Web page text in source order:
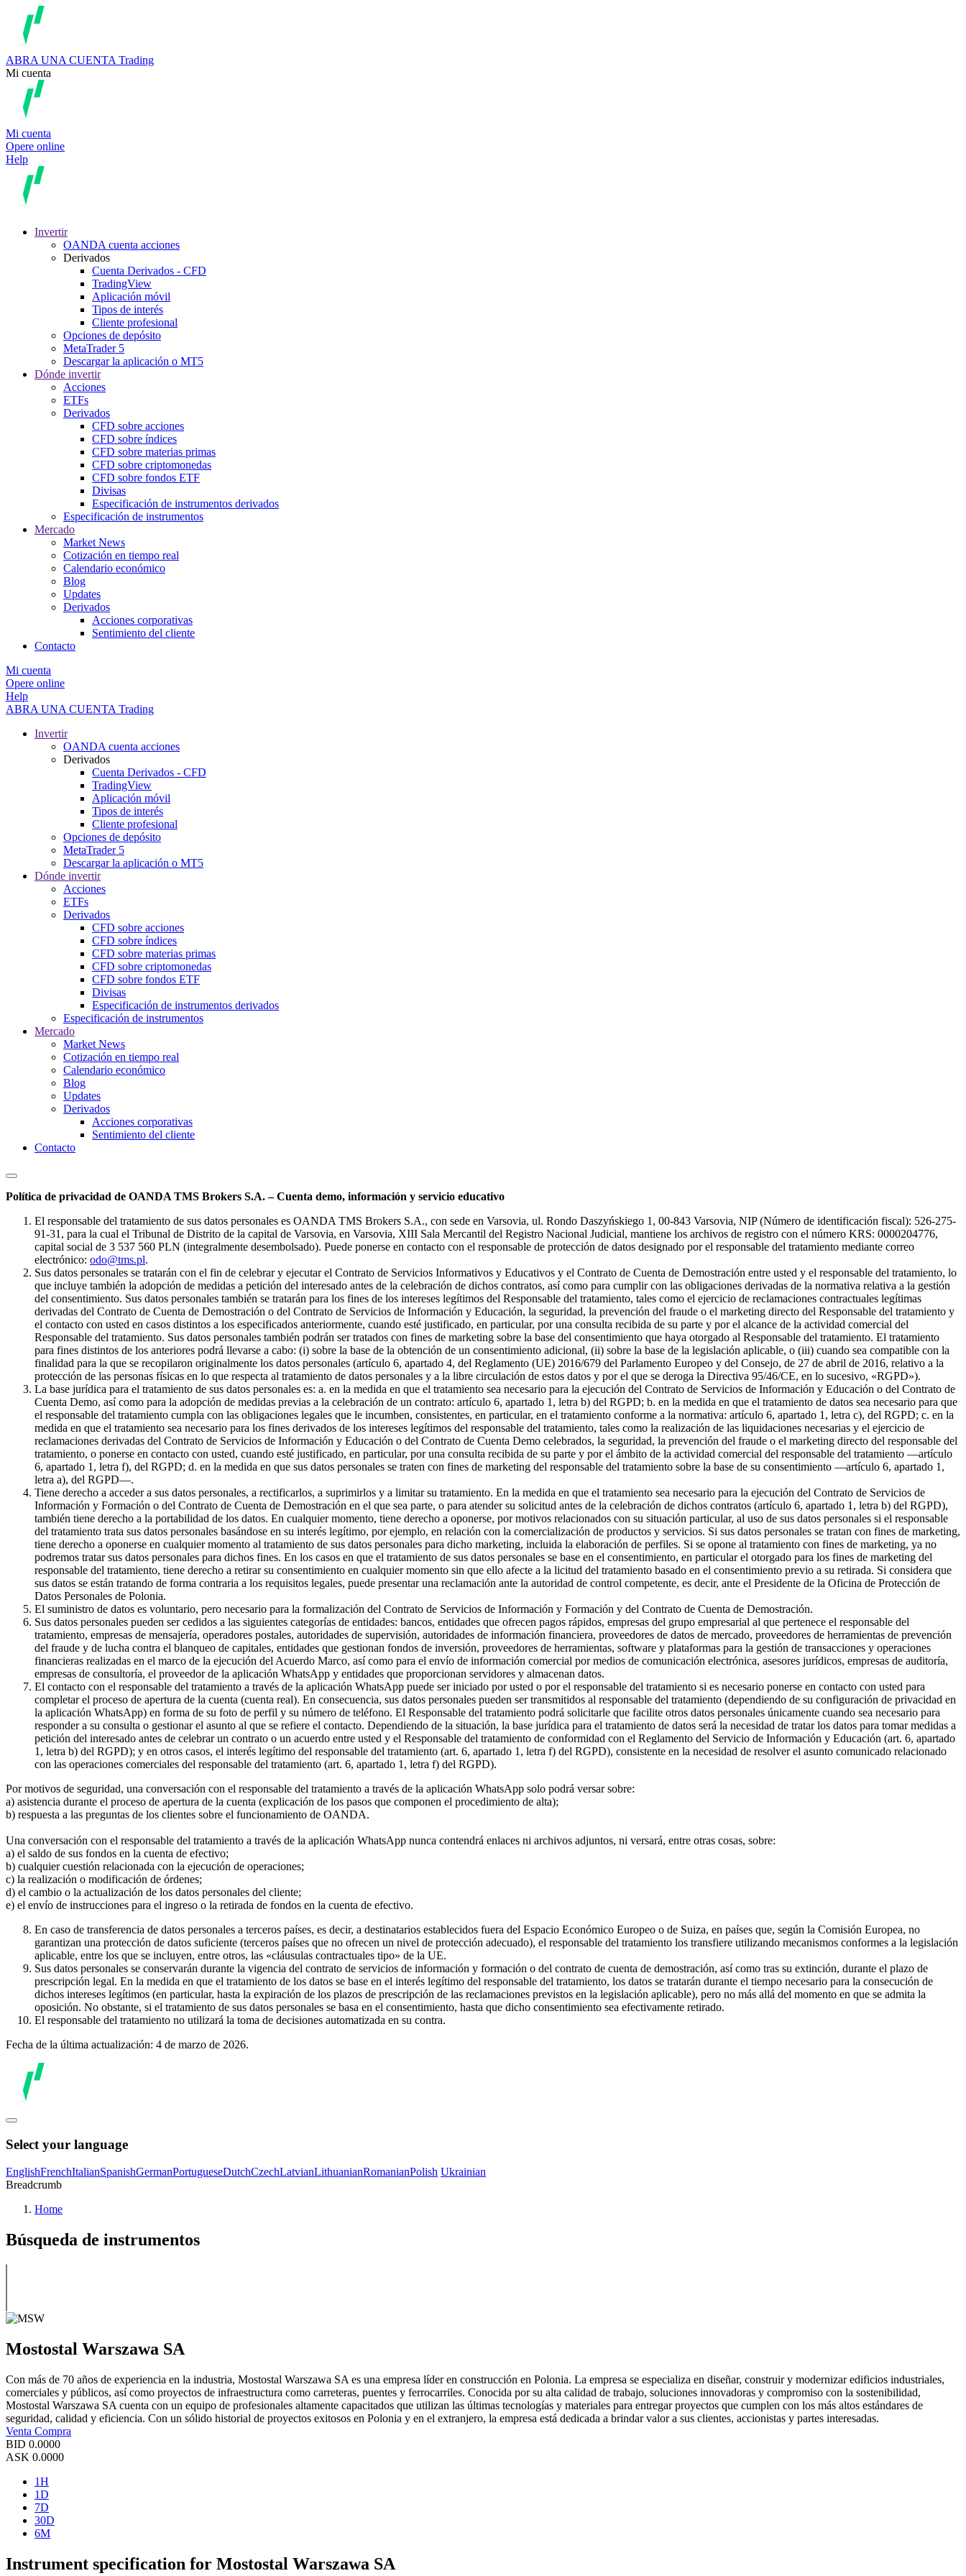
ABRA UNA CUENTA Trading
Mi cuenta
Mi cuenta
Opere online
Help
Invertir
OANDA cuenta acciones
Derivados
Cuenta Derivados - CFD
TradingView
Aplicación móvil
Tipos de interés
Cliente profesional
Opciones de depósito
MetaTrader 5
Descargar la aplicación o MT5
Dónde invertir
Acciones
ETFs
Derivados
CFD sobre acciones
CFD sobre índices
CFD sobre materias primas
CFD sobre criptomonedas
CFD sobre fondos ETF
Divisas
Especificación de instrumentos derivados
Especificación de instrumentos
Mercado
Market News
Cotización en tiempo real
Calendario económico
Blog
Updates
Derivados
Acciones corporativas
Sentimiento del cliente
Contacto
Mi cuenta
Opere online
Help
ABRA UNA CUENTA Trading
Invertir
OANDA cuenta acciones
Derivados
Cuenta Derivados - CFD
TradingView
Aplicación móvil
Tipos de interés
Cliente profesional
Opciones de depósito
MetaTrader 5
Descargar la aplicación o MT5
Dónde invertir
Acciones
ETFs
Derivados
CFD sobre acciones
CFD sobre índices
CFD sobre materias primas
CFD sobre criptomonedas
CFD sobre fondos ETF
Divisas
Especificación de instrumentos derivados
Especificación de instrumentos
Mercado
Market News
Cotización en tiempo real
Calendario económico
Blog
Updates
Derivados
Acciones corporativas
Sentimiento del cliente
Contacto
Política de privacidad de OANDA TMS Brokers S.A. – Cuenta demo, información y servicio educativo
El responsable del tratamiento de sus datos personales es OANDA TMS Brokers S.A., con sede en Varsovia, ul. Rondo Daszyńskiego 1, 00-843 Varsovia, NIP (Número de identificación fiscal): 526-275-
91-31, para la cual el Tribunal de Distrito de la capital de Varsovia, en Varsovia, XIII Sala Mercantil del Registro Nacional Judicial, mantiene los archivos de registro con el número KRS: 0000204776,
capital social de 3 537 560 PLN (integralmente desembolsado). Puede ponerse en contacto con el responsable de protección de datos designado por el responsable del tratamiento mediante correo
electrónico: odo@tms.pl.
Sus datos personales se tratarán con el fin de celebrar y ejecutar el Contrato de Servicios Informativos y Educativos y el Contrato de Cuenta de Demostración entre usted y el responsable del tratamiento, lo
que incluye también la adopción de medidas a petición del interesado antes de la celebración de dichos contratos, así como para cumplir con las obligaciones derivadas de la normativa relativa a la gestión
del consentimiento. Sus datos personales también se tratarán para los fines de los intereses legítimos del Responsable del tratamiento, tales como el ejercicio de reclamaciones contractuales legítimas
derivadas del Contrato de Cuenta de Demostración o del Contrato de Servicios de Información y Educación, la seguridad, la prevención del fraude o el marketing directo del Responsable del tratamiento y
el contacto con usted en casos distintos a los especificados anteriormente, cuando esté justificado, en particular, por una consulta recibida de su parte y por el alcance de la actividad comercial del
Responsable del tratamiento. Sus datos personales también podrán ser tratados con fines de marketing sobre la base del consentimiento que haya otorgado al Responsable del tratamiento. El tratamiento
para fines distintos de los anteriores podrá llevarse a cabo: (i) sobre la base de la obtención de un consentimiento adicional, (ii) sobre la base de la legislación aplicable, o (iii) cuando sea compatible con la
finalidad para la que se recopilaron originalmente los datos personales (artículo 6, apartado 4, del Reglamento (UE) 2016/679 del Parlamento Europeo y del Consejo, de 27 de abril de 2016, relativo a la
protección de las personas físicas en lo que respecta al tratamiento de datos personales y a la libre circulación de estos datos y por el que se deroga la Directiva 95/46/CE, en lo sucesivo, «RGPD»).
La base jurídica para el tratamiento de sus datos personales es: a. en la medida en que el tratamiento sea necesario para la ejecución del Contrato de Servicios de Información y Educación o del Contrato de
Cuenta Demo, así como para la adopción de medidas previas a la celebración de un contrato: artículo 6, apartado 1, letra b) del RGPD; b. en la medida en que el tratamiento de datos sea necesario para que
el responsable del tratamiento cumpla con las obligaciones legales que le incumben, consistentes, en particular, en el tratamiento conforme a la normativa: artículo 6, apartado 1, letra c), del RGPD; c. en la
medida en que el tratamiento sea necesario para los fines derivados de los intereses legítimos del responsable del tratamiento, tales como la realización de las liquidaciones necesarias y el ejercicio de
reclamaciones derivadas del Contrato de Servicios de Información y Educación o del Contrato de Cuenta Demo celebrados, la seguridad, la prevención del fraude o el marketing directo del responsable del
tratamiento, o ponerse en contacto con usted, cuando esté justificado, en particular, por una consulta recibida de su parte y por el ámbito de la actividad comercial del responsable del tratamiento —artículo
6, apartado 1, letra f), del RGPD; d. en la medida en que sus datos personales se traten con fines de marketing del responsable del tratamiento sobre la base de su consentimiento —artículo 6, apartado 1,
letra a), del RGPD—.
Tiene derecho a acceder a sus datos personales, a rectificarlos, a suprimirlos y a limitar su tratamiento. En la medida en que el tratamiento sea necesario para la ejecución del Contrato de Servicios de
Información y Formación o del Contrato de Cuenta de Demostración en el que sea parte, o para atender su solicitud antes de la celebración de dichos contratos (artículo 6, apartado 1, letra b) del RGPD),
también tiene derecho a la portabilidad de los datos. En cualquier momento, tiene derecho a oponerse, por motivos relacionados con su situación particular, al uso de sus datos personales si el responsable
del tratamiento trata sus datos personales basándose en su interés legítimo, por ejemplo, en relación con la comercialización de productos y servicios. Si sus datos personales se tratan con fines de marketing,
tiene derecho a oponerse en cualquier momento al tratamiento de sus datos personales para dicho marketing, incluida la elaboración de perfiles. Si se opone al tratamiento con fines de marketing, ya no
podremos tratar sus datos personales para dichos fines. En los casos en que el tratamiento de sus datos personales se base en el consentimiento, en particular el otorgado para los fines de marketing del
responsable del tratamiento, tiene derecho a retirar su consentimiento en cualquier momento sin que ello afecte a la licitud del tratamiento basado en el consentimiento previo a su retirada. Si considera que
sus datos se están tratando de forma contraria a los requisitos legales, puede presentar una reclamación ante la autoridad de control competente, es decir, ante el Presidente de la Oficina de Protección de
Datos Personales de Polonia.
El suministro de datos es voluntario, pero necesario para la formalización del Contrato de Servicios de Información y Formación y del Contrato de Cuenta de Demostración.
Sus datos personales pueden ser cedidos a las siguientes categorías de entidades: bancos, entidades que ofrecen pagos rápidos, empresas del grupo empresarial al que pertenece el responsable del
tratamiento, empresas de mensajería, operadores postales, autoridades de supervisión, autoridades de información financiera, proveedores de datos de mercado, proveedores de herramientas de prevención
del fraude y de lucha contra el blanqueo de capitales, entidades que gestionan fondos de inversión, proveedores de herramientas, software y plataformas para la gestión de transacciones y operaciones
financieras realizadas en el marco de la ejecución del Acuerdo Marco, así como para el envío de información comercial por medios de comunicación electrónica, asesores jurídicos, empresas de auditoría,
empresas de consultoría, el proveedor de la aplicación WhatsApp y entidades que proporcionan servidores y almacenan datos.
El contacto con el responsable del tratamiento a través de la aplicación WhatsApp puede ser iniciado por usted o por el responsable del tratamiento si es necesario ponerse en contacto con usted para
completar el proceso de apertura de la cuenta (cuenta real). En consecuencia, sus datos personales pueden ser transmitidos al responsable del tratamiento (dependiendo de su configuración de privacidad en
la aplicación WhatsApp) en forma de su foto de perfil y su número de teléfono. El Responsable del tratamiento podrá solicitarle que facilite otros datos personales únicamente cuando sea necesario para
responder a su consulta o gestionar el asunto al que se refiere el contacto. Dependiendo de la situación, la base jurídica para el tratamiento de datos será la necesidad de tratar los datos para tomar medidas a
petición del interesado antes de celebrar un contrato o un acuerdo entre usted y el Responsable del tratamiento de conformidad con el Reglamento del Servicio de Información y Educación (art. 6, apartado
1, letra b) del RGPD); y en otros casos, el interés legítimo del responsable del tratamiento (art. 6, apartado 1, letra f) del RGPD), consistente en la necesidad de resolver el asunto comunicado relacionado
con las operaciones comerciales del responsable del tratamiento (art. 6, apartado 1, letra f) del RGPD).
Por motivos de seguridad, una conversación con el responsable del tratamiento a través de la aplicación WhatsApp solo podrá versar sobre:
a) asistencia durante el proceso de apertura de la cuenta (explicación de los pasos que componen el procedimiento de alta);
b) respuesta a las preguntas de los clientes sobre el funcionamiento de OANDA.
Una conversación con el responsable del tratamiento a través de la aplicación WhatsApp nunca contendrá enlaces ni archivos adjuntos, ni versará, entre otras cosas, sobre:
a) el saldo de sus fondos en la cuenta de efectivo;
b) cualquier cuestión relacionada con la ejecución de operaciones;
c) la realización o modificación de órdenes;
d) el cambio o la actualización de los datos personales del cliente;
e) el envío de instrucciones para el ingreso o la retirada de fondos en la cuenta de efectivo.
En caso de transferencia de datos personales a terceros países, es decir, a destinatarios establecidos fuera del Espacio Económico Europeo o de Suiza, en países que, según la Comisión Europea, no
garantizan una protección de datos suficiente (terceros países que no ofrecen un nivel de protección adecuado), el responsable del tratamiento los transfiere utilizando mecanismos conformes a la legislación
aplicable, entre los que se incluyen, entre otros, las «cláusulas contractuales tipo» de la UE.
Sus datos personales se conservarán durante la vigencia del contrato de servicios de información y formación o del contrato de cuenta de demostración, así como tras su extinción, durante el plazo de
prescripción legal. En la medida en que el tratamiento de los datos se base en el interés legítimo del responsable del tratamiento, los datos se tratarán durante el tiempo necesario para la consecución de
dichos intereses legítimos (en particular, hasta la expiración de los plazos de prescripción de las reclamaciones previstos en la legislación aplicable), pero no más allá del momento en que se admita la
oposición. No obstante, si el tratamiento de sus datos personales se basa en el consentimiento, hasta que dicho consentimiento sea efectivamente retirado.
El responsable del tratamiento no utilizará la toma de decisiones automatizada en su contra.
Fecha de la última actualización: 4 de marzo de 2026.
Select your language
EnglishFrenchItalianSpanishGermanPortugueseDutchCzechLatvianLithuanianRomanianPolish Ukrainian
Breadcrumb
Home
Búsqueda de instrumentos
Mostostal Warszawa SA
Con más de 70 años de experiencia en la industria, Mostostal Warszawa SA es una empresa líder en construcción en Polonia. La empresa se especializa en diseñar, construir y modernizar edificios industriales,
comerciales y públicos, así como proyectos de infraestructura como carreteras, puentes y ferrocarriles. Conocida por su alta calidad de trabajo, soluciones innovadoras y compromiso con la sostenibilidad,
Mostostal Warszawa SA cuenta con un equipo de profesionales altamente capacitados que utilizan las últimas tecnologías y materiales para entregar proyectos que cumplen con los más altos estándares de
seguridad, calidad y eficiencia. Con un sólido historial de proyectos exitosos en Polonia y en el extranjero, la empresa está dedicada a brindar valor a sus clientes, accionistas y partes interesadas.
Venta Compra
BID 0.0000
ASK 0.0000
1H
1D
7D
30D
6M
Instrument specification for Mostostal Warszawa SA